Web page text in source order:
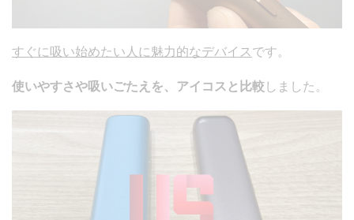
すぐに吸い始めたい人に魅力的なデバイス です。
使いやすさや吸いごたえを、アイコスと比較 しました。